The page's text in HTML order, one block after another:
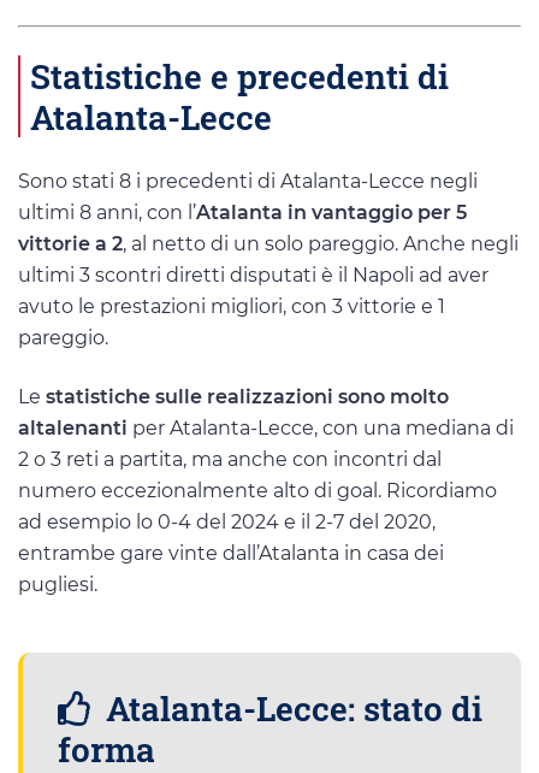
Statistiche e precedenti di
Atalanta-Lecce
Sono stati 8 i precedenti di Atalanta-Lecce negli
ultimi 8 anni, con l’Atalanta in vantaggio per 5
vittorie a 2, al netto di un solo pareggio. Anche negli
ultimi 3 scontri diretti disputati è il Napoli ad aver
avuto le prestazioni migliori, con 3 vittorie e 1
pareggio.
Le statistiche sulle realizzazioni sono molto
altalenanti per Atalanta-Lecce, con una mediana di
2 o 3 reti a partita, ma anche con incontri dal
numero eccezionalmente alto di goal. Ricordiamo
ad esempio lo 0-4 del 2024 e il 2-7 del 2020,
entrambe gare vinte dall’Atalanta in casa dei
pugliesi.
Atalanta-Lecce: stato di
forma